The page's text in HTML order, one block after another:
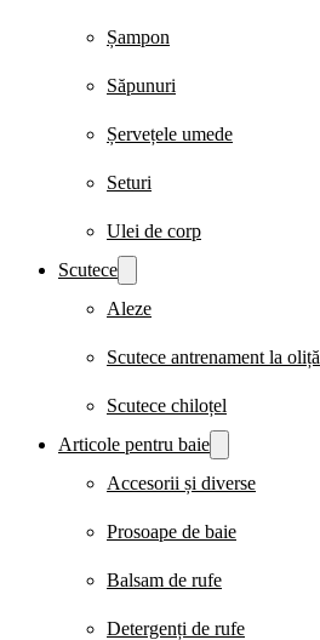
Șampon
Săpunuri
Șervețele umede
Seturi
Ulei de corp
Scutece
Aleze
Scutece antrenament la oliță
Scutece chiloțel
Articole pentru baie
Accesorii și diverse
Prosoape de baie
Balsam de rufe
Detergenți de rufe